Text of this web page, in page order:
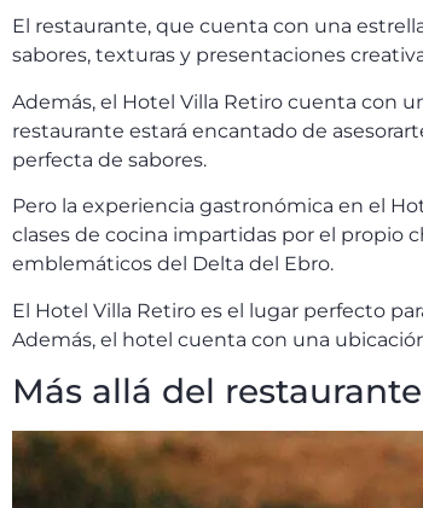
El restaurante, que cuenta con una
sabores, texturas y presentaciones
Además, el Hotel Villa Retiro cuenta con
restaurante estará encantado de
perfecta de sabores.
Pero la experiencia gastronómica en el
clases de cocina impartidas por el propio
emblemáticos del Delta del Ebro.
El Hotel Villa Retiro es el lugar perfecto
Además, el hotel cuenta con una
Más allá del